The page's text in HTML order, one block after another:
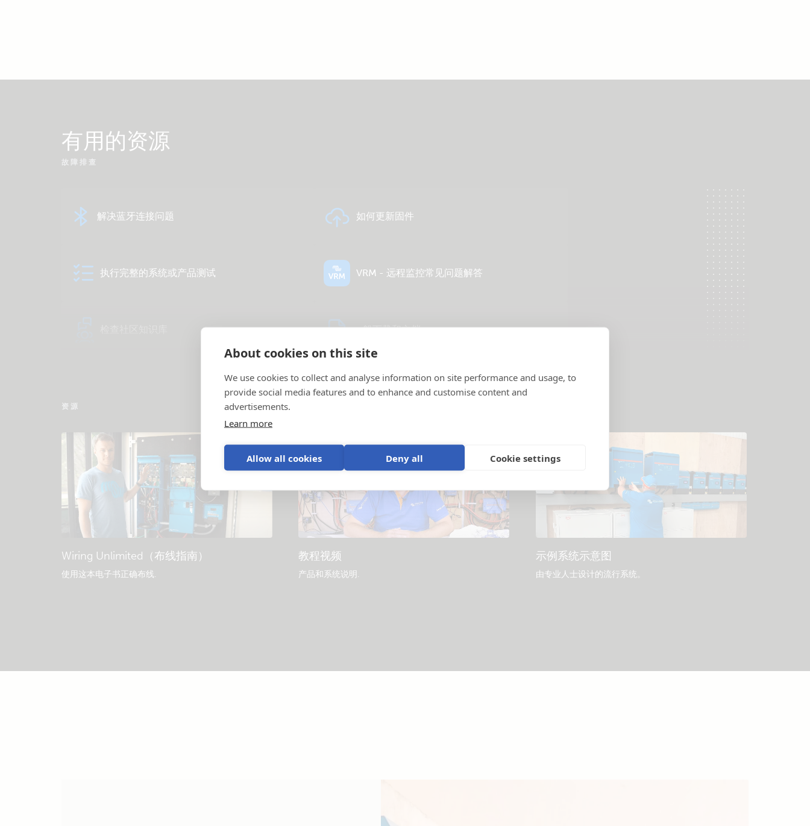
About cookies on this site
We use cookies to collect and analyse information on site performance and usage, to
provide social media features and to enhance and customise content and
advertisements.
Learn more
Allow all cookies Deny all Cookie settings
有用的资源
故障排查
解决蓝牙连接问题 如何更新固件
执行完整的系统或产品测试 VRM - 远程监控常见问题解答
一般下载和文档
资源
Wiring Unlimited（布线指南）
使用这本电子书正确布线.
教程视频
产品和系统说明 .
示例系统示意图
由专业人士设计的流行系统。